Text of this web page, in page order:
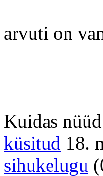
arvuti on
Kuidas
küsitud 18.
sihukelugu (